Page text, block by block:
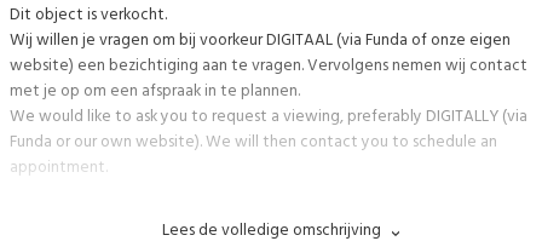
Dit object is verkocht.
Wij willen je vragen om bij voorkeur DIGITAAL (via Funda of onze eigen
website) een bezichtiging aan te vragen. Vervolgens nemen wij contact
met je op om een afspraak in te plannen.
We would like to ask you to request a viewing, preferably DIGITALLY (via
Funda or our own website). We will then contact you to schedule an
appointment.
AB wonen makelaars biedt aan: Horst 22 35, 8225 MB Lelystad
Lees de volledige omschrijving